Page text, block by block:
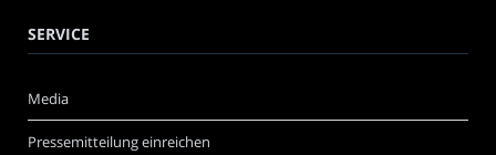
SERVICE
Media
Pressemitteilung einreichen